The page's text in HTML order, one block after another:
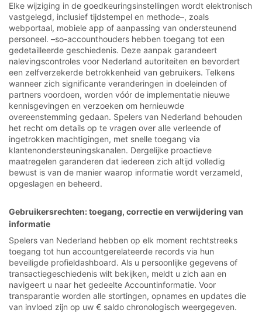
Elke wijziging in de goedkeuringsinstellingen wordt elektronisch
vastgelegd, inclusief tijdstempel en methode–, zoals
webportaal, mobiele app of aanpassing van ondersteunend
personeel. –so-accounthouders hebben toegang tot een
gedetailleerde geschiedenis. Deze aanpak garandeert
nalevingscontroles voor Nederland autoriteiten en bevordert
een zelfverzekerde betrokkenheid van gebruikers. Telkens
wanneer zich significante veranderingen in doeleinden of
partners voordoen, worden vóór de implementatie nieuwe
kennisgevingen en verzoeken om hernieuwde
overeenstemming gedaan. Spelers van Nederland behouden
het recht om details op te vragen over alle verleende of
ingetrokken machtigingen, met snelle toegang via
klantenondersteuningskanalen. Dergelijke proactieve
maatregelen garanderen dat iedereen zich altijd volledig
bewust is van de manier waarop informatie wordt verzameld,
opgeslagen en beheerd.
Gebruikersrechten: toegang, correctie en verwijdering van
informatie
Spelers van Nederland hebben op elk moment rechtstreeks
toegang tot hun accountgerelateerde records via hun
beveiligde profieldashboard. Als u persoonlijke gegevens of
transactiegeschiedenis wilt bekijken, meldt u zich aan en
navigeert u naar het gedeelte Accountinformatie. Voor
transparantie worden alle stortingen, opnames en updates die
van invloed zijn op uw € saldo chronologisch weergegeven.